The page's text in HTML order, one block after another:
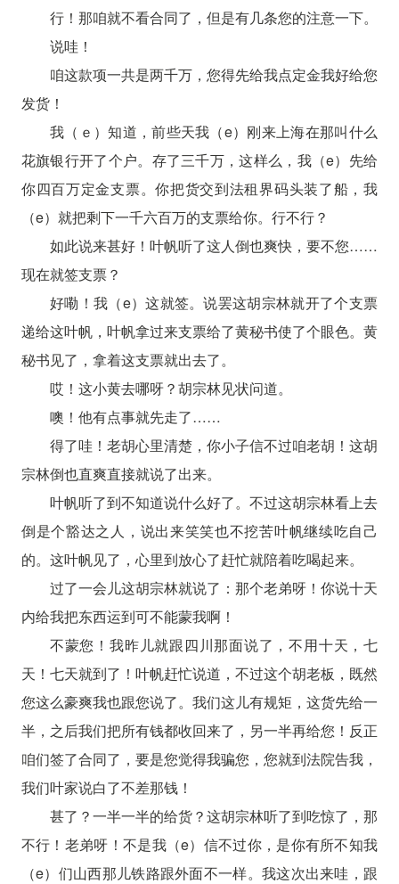
行！那咱就不看合同了，但是有几条您的注意一下。
说哇！
咱这款项一共是两千万，您得先给我点定金我好给您
发货！
我（ｅ）知道，前些天我（e）刚来上海在那叫什么
花旗银行开了个户。存了三千万，这样么，我（e）先给
你四百万定金支票。你把货交到法租界码头装了船，我
（e）就把剩下一千六百万的支票给你。行不行？
如此说来甚好！叶帆听了这人倒也爽快，要不您……
现在就签支票？
好嘞！我（e）这就签。说罢这胡宗林就开了个支票
递给这叶帆，叶帆拿过来支票给了黄秘书使了个眼色。黄
秘书见了，拿着这支票就出去了。
哎！这小黄去哪呀？胡宗林见状问道。
噢！他有点事就先走了……
得了哇！老胡心里清楚，你小子信不过咱老胡！这胡
宗林倒也直爽直接就说了出来。
叶帆听了到不知道说什么好了。不过这胡宗林看上去
倒是个豁达之人，说出来笑笑也不挖苦叶帆继续吃自己
的。这叶帆见了，心里到放心了赶忙就陪着吃喝起来。
过了一会儿这胡宗林就说了：那个老弟呀！你说十天
内给我把东西运到可不能蒙我啊！
不蒙您！我昨儿就跟四川那面说了，不用十天，七
天！七天就到了！叶帆赶忙说道，不过这个胡老板，既然
您这么豪爽我也跟您说了。我们这儿有规矩，这货先给一
半，之后我们把所有钱都收回来了，另一半再给您！反正
咱们签了合同了，要是您觉得我骗您，您就到法院告我，
我们叶家说白了不差那钱！
甚了？一半一半的给货？这胡宗林听了到吃惊了，那
不行！老弟呀！不是我（e）信不过你，是你有所不知我
（e）们山西那儿铁路跟外面不一样。我这次出来哇，跟